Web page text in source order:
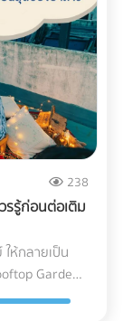
ที่ดีที่สุดคือการ
กฎหมาย หาก
ำนักงานบัญชีที่
ม่... เข้ามา
เพื่อหมดห่วง
งเต็มที่!
Stewardship
าปลูกเชิง
ป่า การใช้
ที่ช่วยให้สินค้า
ตั้งคำถาม หมึก
based)
ง ซึ่งเป็นก๊าซ
กระดาษ ใน
ชีวภาพ และ
Insight: การ
ดรอปลง ใน
พิมพ์มีความ
สีอีกด้วย ข้อ
รรจุภัณฑ์แบบ
238
รรู้ก่อนต่อเติม
ห้กลายเป็น
Garden)
ดาดฟ้าที่เคย